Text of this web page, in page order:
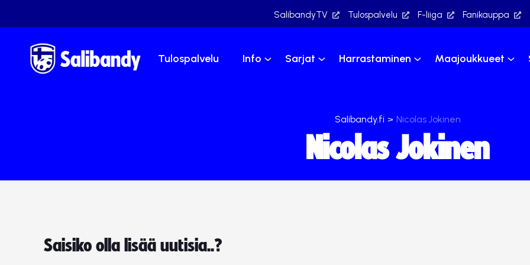
SalibandyTV Tulospalvelu F-liiga Fanikauppa
Tulospalvelu Info Sarjat Harrastaminen Maajoukkueet
Salibandy.fi > Nicolas Jokinen
Nicolas Jokinen
Saisiko olla lisää uutisia..?